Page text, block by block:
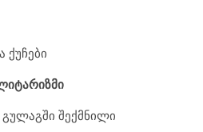
ქუჩები
შექმნილი